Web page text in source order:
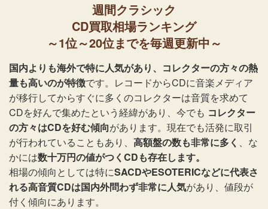
週間クラシック
CD買取相場ランキング
～1位～20位までを毎週更新中～
国内よりも海外で特に人気があり、コレクターの方々の熱
量も高いのが特徴です。レコードからCDに音楽メディア
が移行してからすぐに多くのコレクターは音質を求めて
CDを好んで集めたという経緯があり、今でも コレクター
の方々はCDを好む傾向があります。現在でも活発に取引
が行われていることもあり、 高額盤の数も非常に多く 、な
かには数十万円の値がつくCDも存在します。
相場の傾向としては特にSACDやESOTERICなどに代表さ
れる高音質CDは国内外問わず非常に人気があり、値段が
付く傾向にあります。